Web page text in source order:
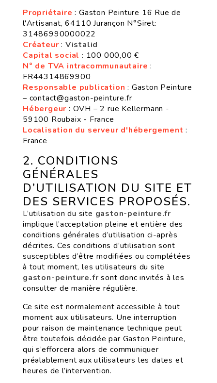
Propriétaire : Gaston Peinture 16 Rue de
l'Artisanat, 64110 Jurançon N°Siret:
31486990000022
Créateur : Vistalid
Capital social : 100 000,00 €
N° de TVA intracommunautaire :
FR44314869900
Responsable publication : Gaston Peinture
– contact@gaston-peinture.fr
Hébergeur : OVH – 2 rue Kellermann -
59100 Roubaix - France
Localisation du serveur d'hébergement :
France
2. CONDITIONS
GÉNÉRALES
D’UTILISATION DU SITE ET
DES SERVICES PROPOSÉS.
L’utilisation du site gaston-peinture.fr
implique l’acceptation pleine et entière des
conditions générales d’utilisation ci-après
décrites. Ces conditions d’utilisation sont
susceptibles d’être modifiées ou complétées
à tout moment, les utilisateurs du site
gaston-peinture.fr sont donc invités à les
consulter de manière régulière.
Ce site est normalement accessible à tout
moment aux utilisateurs. Une interruption
pour raison de maintenance technique peut
être toutefois décidée par Gaston Peinture,
qui s’efforcera alors de communiquer
préalablement aux utilisateurs les dates et
heures de l’intervention.